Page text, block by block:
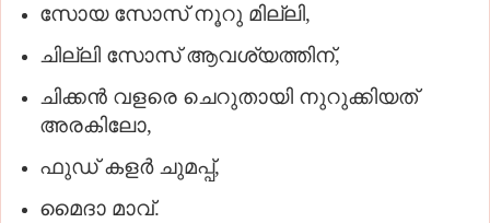
സോയ സോസ് നൂറു മില്ലി,
ചില്ലി സോസ് ആവശ്യത്തിന്,
ചിക്കന്‍ വളരെ ചെറുതായി നുറുക്കിയത്
അരകിലോ,
ഫുഡ്‌ കളര്‍ ചുമപ്പ്,
മൈദാ മാവ്.